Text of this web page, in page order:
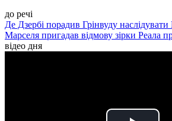
до речі
Де Дзербі порадив Грінвуду
Марселя пригадав відмову зірки Реала
відео дня